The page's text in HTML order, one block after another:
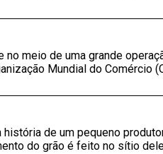
meio de uma grande
Mundial do Comércio
de um pequeno
do grão é feito no sítio